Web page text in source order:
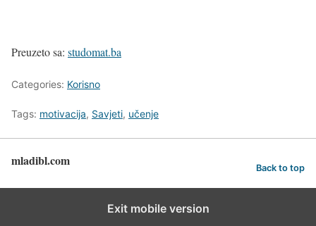
Preuzeto sa: studomat.ba
Categories: Korisno
Tags: motivacija, Savjeti, učenje
mladibl.com Back to top
Exit mobile version